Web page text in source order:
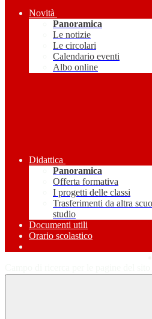
Novità
Panoramica
Le notizie
Le circolari
Calendario eventi
Albo online
Didattica
Panoramica
Offerta formativa
I progetti delle classi
Trasferimenti da altra
studio
Documenti utili
Orario scolastico